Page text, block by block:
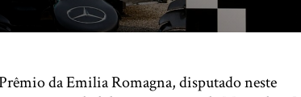
da Emilia Romagna, disputado neste